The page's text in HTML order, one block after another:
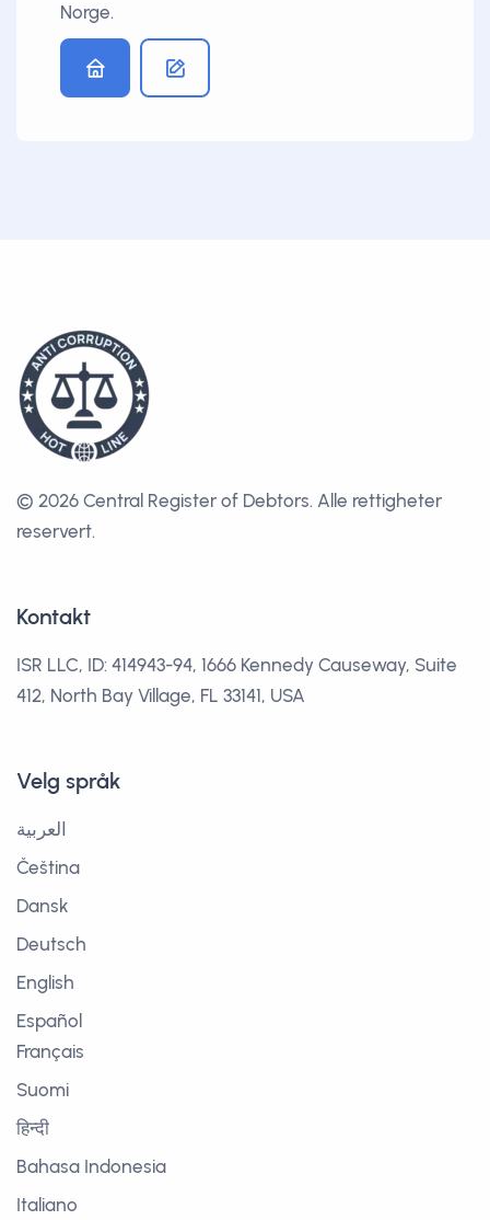
Norge.
© 2026 Central Register of Debtors. Alle rettigheter
reservert.
Kontakt
ISR LLC, ID: 414943-94, 1666 Kennedy Causeway, Suite
412, North Bay Village, FL 33141, USA
Velg språk
العربية
Čeština
Dansk
Deutsch
English
Español
Français
Suomi
हिन्दी
Bahasa Indonesia
Italiano